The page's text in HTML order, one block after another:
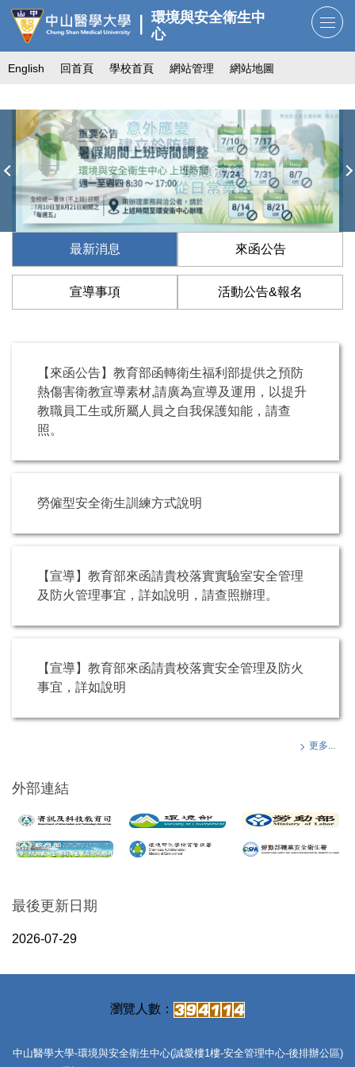
跳
到
主
要
容
環境與安全衛生中
心
English 回首頁 學校首頁 網站管理 網站地圖
最新消息 來函公告
宣導事項 活動公告&報名
【來函公告】教育部函轉衛生福利部提供之預防
熱傷害衛教宣導素材,請廣為宣導及運用，以提升
教職員工生或所屬人員之自我保護知能，請查
照。
勞僱型安全衛生訓練方式說明
【宣導】教育部來函請貴校落實實驗室安全管理
及防火管理事宜，詳如說明，請查照辦理。
【宣導】教育部來函請貴校落實安全管理及防火
事宜，詳如說明
更多...
外部連結
最後更新日期
2026-07-29
中山醫學大學-環境與安全衛生中心(誠愛樓1樓-安全管理中心-後排辦公區)